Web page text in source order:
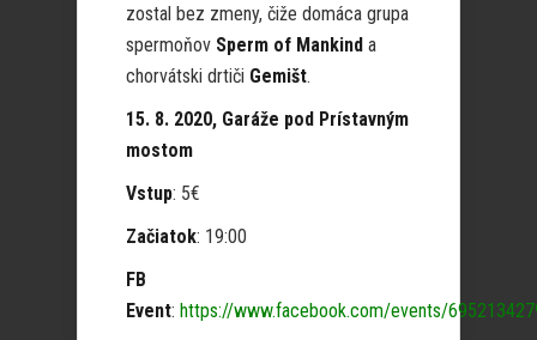
zostal bez zmeny, čiže domáca grupa
spermoňov Sperm of Mankind a
chorvátski drtiči Gemišt.
15. 8. 2020, Garáže pod Prístavným
mostom
Vstup: 5€
Začiatok: 19:00
FB
Event: https://www.facebook.com/events/